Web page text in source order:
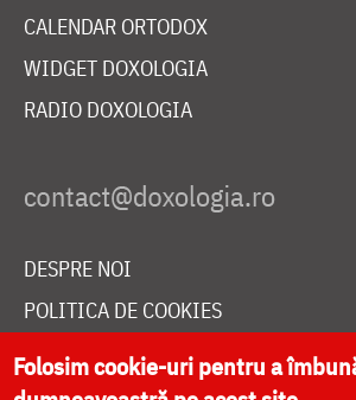
CALENDAR ORTODOX
WIDGET DOXOLOGIA
RADIO DOXOLOGIA
DESPRE NOI
POLITICA DE COOKIES
DONEAZĂ ONLINE PENTRU
Folosim cookie-uri pentru a